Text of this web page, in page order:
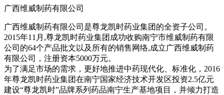
广西维威制药有限公司
广西维威制药有限公司是尊龙凯时药业集团的全资子公司。
2015年11月,尊龙凯时药业集团成功收购南宁市维威制药有限
公司的64个产品批文以及所有的销售网络,成立广西维威制药
有限公司，注册资本5000万元。
为了满足市场的需求，更好地推进中药现代化、标准化，2016
年尊龙凯时药业集团在南宁国家经济技术开发区投资2.5亿元
建设“尊龙凯时”品牌系列药品南宁生产基地项目，并倾力打造